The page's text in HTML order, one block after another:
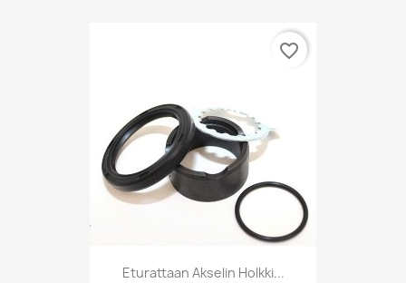
Eturattaan Akselin Holkki...
favorite_border